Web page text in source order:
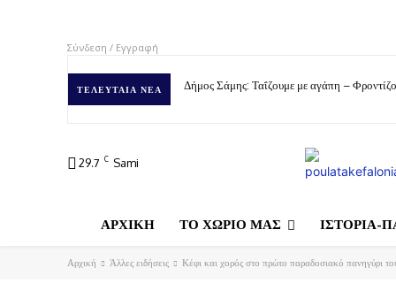
Σύνδεση / Εγγραφή
ΤΕΛΕΥΤΑΊΑ ΝΈΑ Δήμος Σάμης: Ταΐζουμε με αγάπη –
29.7 C Sami
ΑΡΧΙΚΗ ΤΟ ΧΩΡΙΟ ΜΑΣ ΙΣΤΟΡΙΑ-
Αρχική Άλλες ειδήσεις Κέφι και χορός στο πρώτο παραδοσιακό πανηγύρι